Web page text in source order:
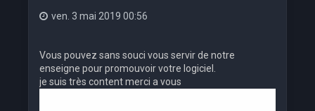
ven. 3 mai 2019 00:56
Vous pouvez sans souci vous servir de notre
enseigne pour promouvoir votre logiciel.
je suis très content merci a vous